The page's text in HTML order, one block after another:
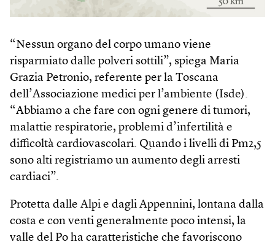
“Nessun organo del corpo umano viene
risparmiato dalle polveri sottili”, spiega Maria
Grazia Petronio, referente per la Toscana
dell’Associazione medici per l’ambiente (Isde).
“Abbiamo a che fare con ogni genere di tumori,
malattie respiratorie, problemi d’infertilità e
difficoltà cardiovascolari. Quando i livelli di Pm2,5
sono alti registriamo un aumento degli arresti
cardiaci”.
Protetta dalle Alpi e dagli Appennini, lontana dalla
costa e con venti generalmente poco intensi, la
valle del Po ha caratteristiche che favoriscono